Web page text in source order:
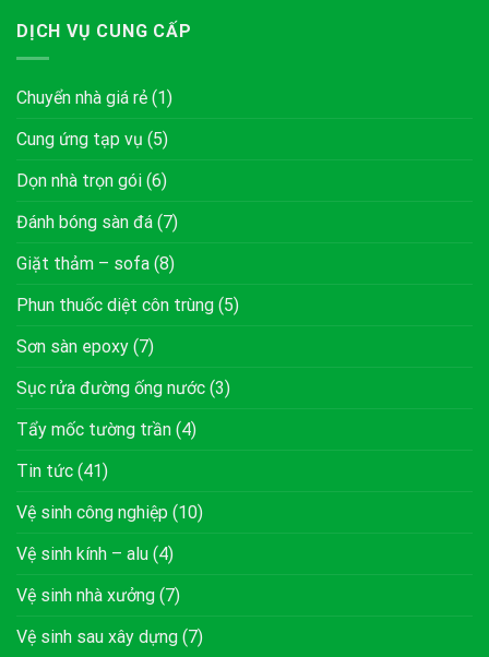
DỊCH VỤ CUNG CẤP
Chuyển nhà giá rẻ (1)
Cung ứng tạp vụ (5)
Dọn nhà trọn gói (6)
Đánh bóng sàn đá (7)
Giặt thảm – sofa (8)
Phun thuốc diệt côn trùng (5)
Sơn sàn epoxy (7)
Sục rửa đường ống nước (3)
Tẩy mốc tường trần (4)
Tin tức (41)
Vệ sinh công nghiệp (10)
Vệ sinh kính – alu (4)
Vệ sinh nhà xưởng (7)
Vệ sinh sau xây dựng (7)